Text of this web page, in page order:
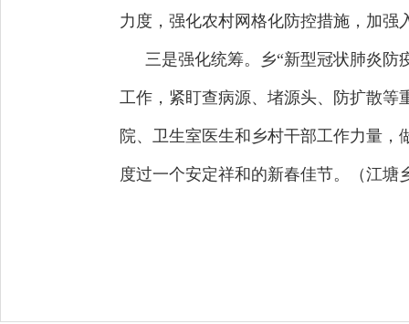
力度，强化农村网格化防控措施，加
三是强化统筹。乡“新型冠状肺炎防
工作，紧盯查病源、堵源头、防扩散等
院、卫生室医生和乡村干部工作力量
度过一个安定祥和的新春佳节。（江塘